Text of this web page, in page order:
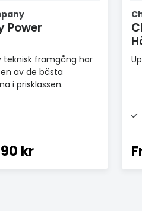
Power
teknisk framgång har
av de bästa
i prisklassen.
kr